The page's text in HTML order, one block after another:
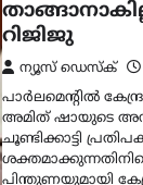
ന്യൂസ് ഡെസ്ക്
തമിഴ്‌നാട്
വെട്രി കഴകം
വിജയ്‌ക്കെതിരെ
സമർപ്പിച്ചിരുന്ന
ഹർജിയും
പിൻവലിച്ചു.
കോടതിയിലാണ്…